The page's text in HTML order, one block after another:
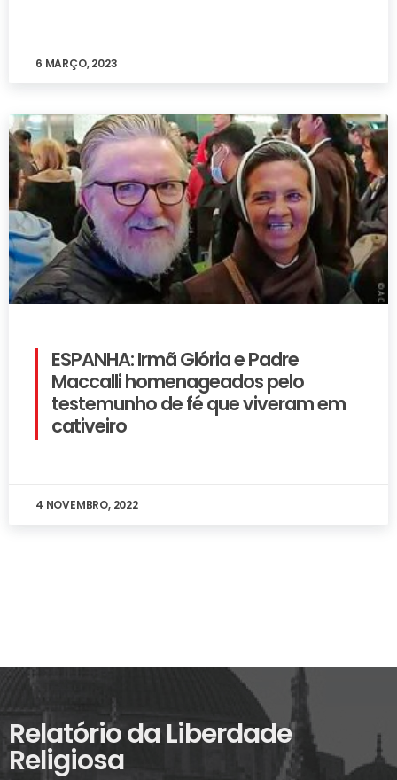
6 MARÇO, 2023
ESPANHA: Irmã Glória e Padre
Maccalli homenageados pelo
testemunho de fé que viveram em
cativeiro
4 NOVEMBRO, 2022
Relatório da Liberdade
Religiosa